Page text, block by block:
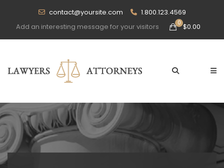
contact@yoursite.com
1.800.123.4569
Add an interesting message for your visitors
$0.00